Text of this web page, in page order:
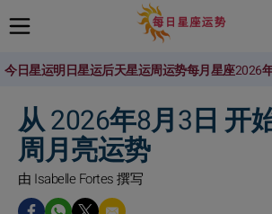
今日星运明日星运后天星运周运势每月星座2026
从 2026年8月3日 开
周月亮运势
由 Isabelle Fortes 撰写